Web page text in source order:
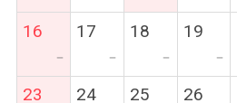
16
ー
17
ー
18
ー
19
ー
23 24 25 26